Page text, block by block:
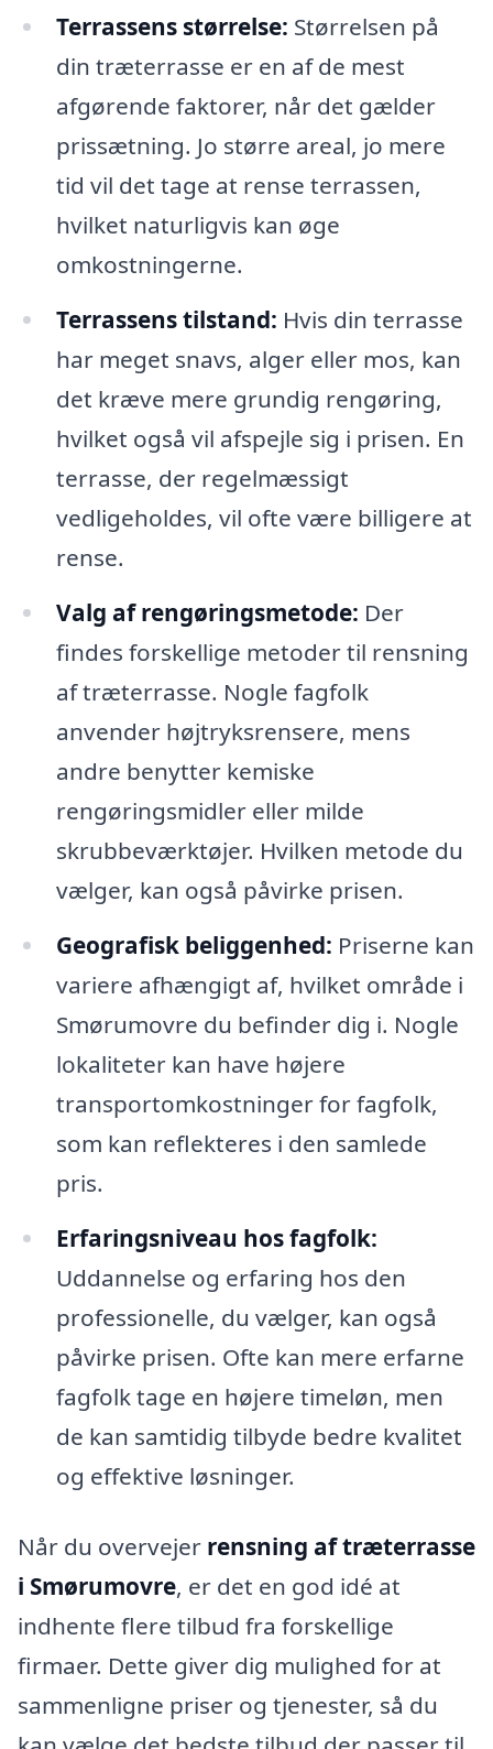
Terrassens størrelse: Størrelsen på
din træterrasse er en af de mest
afgørende faktorer, når det gælder
prissætning. Jo større areal, jo mere
tid vil det tage at rense terrassen,
hvilket naturligvis kan øge
omkostningerne.
Terrassens tilstand: Hvis din terrasse
har meget snavs, alger eller mos, kan
det kræve mere grundig rengøring,
hvilket også vil afspejle sig i prisen. En
terrasse, der regelmæssigt
vedligeholdes, vil ofte være billigere at
rense.
Valg af rengøringsmetode: Der
findes forskellige metoder til rensning
af træterrasse. Nogle fagfolk
anvender højtryksrensere, mens
andre benytter kemiske
rengøringsmidler eller milde
skrubbeværktøjer. Hvilken metode du
vælger, kan også påvirke prisen.
Geografisk beliggenhed: Priserne kan
variere afhængigt af, hvilket område i
Smørumovre du befinder dig i. Nogle
lokaliteter kan have højere
transportomkostninger for fagfolk,
som kan reflekteres i den samlede
pris.
Erfaringsniveau hos fagfolk:
Uddannelse og erfaring hos den
professionelle, du vælger, kan også
påvirke prisen. Ofte kan mere erfarne
fagfolk tage en højere timeløn, men
de kan samtidig tilbyde bedre kvalitet
og effektive løsninger.
Når du overvejer rensning af træterrasse
i Smørumovre, er det en god idé at
indhente flere tilbud fra forskellige
firmaer. Dette giver dig mulighed for at
sammenligne priser og tjenester, så du